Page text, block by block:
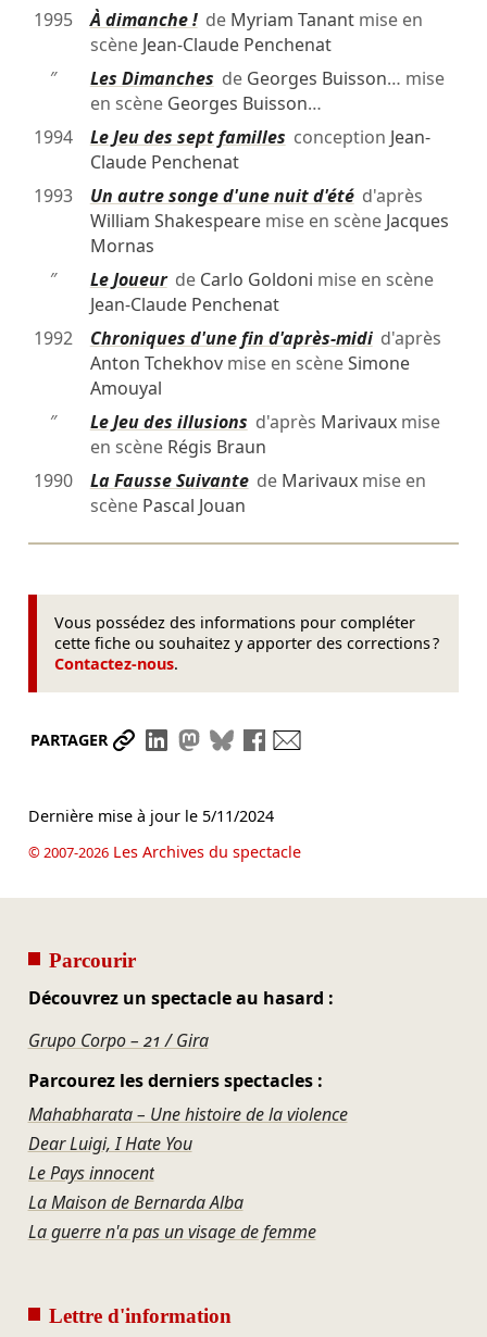
1995
À dimanche !de Myriam Tanantmise en
scène Jean-Claude Penchenat
″
Les Dimanches de Georges Buisson… mise
en scène Georges Buisson…
1994
Le Jeu des sept familles conception Jean-
Claude Penchenat
1993
Un autre songe d'une nuit d'étéd'après
William Shakespearemise en scène Jacques
Mornas
″
Le Joueurde Carlo Goldoni mise en scène
Jean-Claude Penchenat
1992
Chroniques d'une fin d'après-midid'après
Anton Tchekhovmise en scèneSimone
Amouyal
″
Le Jeu des illusions d'après Marivauxmise
en scène Régis Braun
1990
La Fausse Suivantede Marivauxmise en
scène Pascal Jouan
Vous possédez des informations pour compléter
cette fiche ou souhaitez y apporter des corrections ?
Contactez-nous.
PARTAGER Partager le lien
Partager sur LinkedIn
Partager sur Mastodon
Partager sur Bluesky
Partager sur Facebook
Dernière mise à jour le 5/11/2024
© 2007-2026Les Archives du spectacle
Parcourir
Découvrez un spectacle au hasard :
Grupo Corpo – 21 / Gira
Parcourez les derniers spectacles :
Mahabharata – Une histoire de la violence
Dear Luigi, I Hate You
Le Pays innocent
La Maison de Bernarda Alba
La guerre n'a pas un visage de femme
Lettre d'information